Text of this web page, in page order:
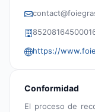
https://
Conformidad
El proceso de